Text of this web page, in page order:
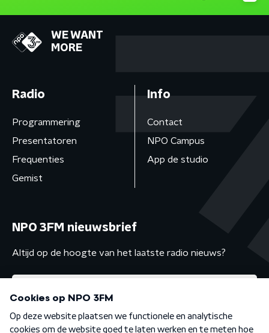
WE WANT
MORE
Radio
Programmering
Presentatoren
Frequenties
Gemist
Info
Contact
NPO Campus
App de studio
NPO 3FM nieuwsbrief
Altijd op de hoogte van het laatste radio nieuws?